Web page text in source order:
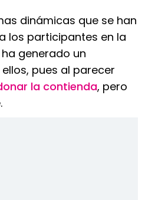
dinámicas que se han
los participantes en la
generado un
pues al parecer
la contienda, pero